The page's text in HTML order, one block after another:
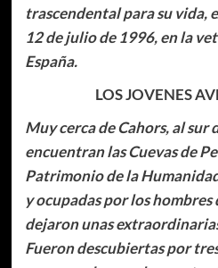
trascendental para su vida,
12 de julio de 1996, en la
España.
LOS JOVENES
Muy cerca de Cahors, al sur
encuentran las Cuevas de
Patrimonio de la
y ocupadas por los
dejaron unas
Fueron descubiertas por